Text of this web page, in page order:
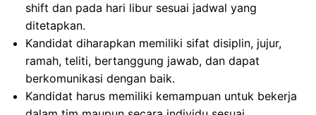
shift dan pada hari libur sesuai jadwal yang
ditetapkan.
Kandidat diharapkan memiliki sifat disiplin, jujur,
ramah, teliti, bertanggung jawab, dan dapat
berkomunikasi dengan baik.
Kandidat harus memiliki kemampuan untuk bekerja